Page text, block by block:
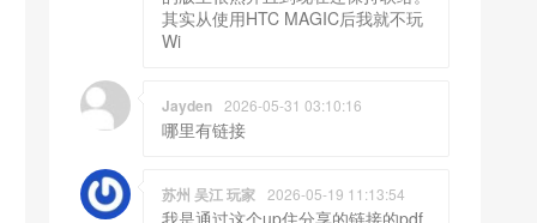
其实从使用HTC MAGIC后我就不玩
Wi
Jayden 2026-05-31 03:10:16
哪里有链接
苏州 吴江 玩家 2026-05-19 11:13:54